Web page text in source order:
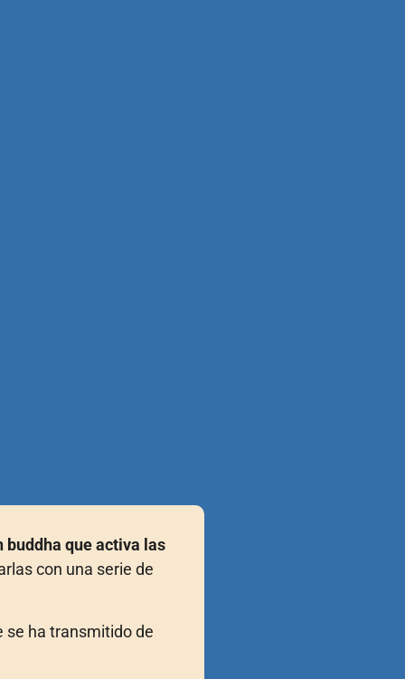
buddha que activa las
con una serie de
se ha transmitido de